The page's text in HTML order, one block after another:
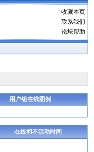
收藏本页
联系我们
论坛帮助
用户组在线图例
在线和不活动时间